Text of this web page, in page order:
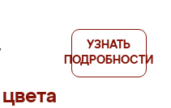
УЗНАТЬ
ПОДРОБНОСТИ